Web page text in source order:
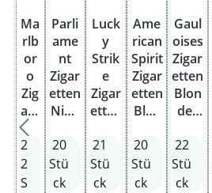
Ma
rlb
or
o
Zig
are
tte
n
Re
d
2
2
S
Parli
ame
nt
Zigar
etten
Nigh
Blue
Long
Origi
20
Stü
ck
Luck
y
Strik
e
Zigar
etten
entic
Red
XXL
21
Stü
ck
Ame
rican
Spirit
Zigar
etten
Blue
Pack
L
20
Stü
ck
Gaul
oises
Zigar
etten
Blon
des
XL
22
Stü
ck